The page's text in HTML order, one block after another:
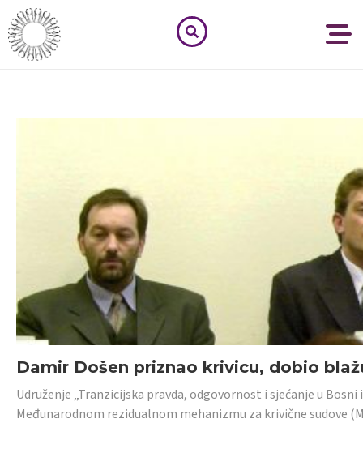
Damir Došen priznao krivicu, dobio
Udruženje „Tranzicijska pravda, odgovornost i sjećanje u
Međunarodnom rezidualnom mehanizmu za krivične sudove